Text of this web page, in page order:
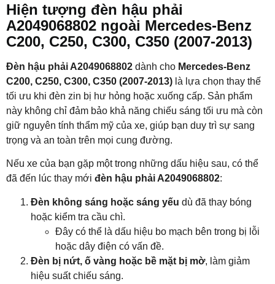
Hiện tượng đèn hậu phải
A2049068802 ngoài Mercedes-Benz
C200, C250, C300, C350 (2007-2013)
Đèn hậu phải A2049068802 dành cho Mercedes-Benz
C200, C250, C300, C350 (2007-2013) là lựa chọn thay thế
tối ưu khi đèn zin bị hư hỏng hoặc xuống cấp. Sản phẩm
này không chỉ đảm bảo khả năng chiếu sáng tối ưu mà còn
giữ nguyên tính thẩm mỹ của xe, giúp bạn duy trì sự sang
trọng và an toàn trên mọi cung đường.
Nếu xe của bạn gặp một trong những dấu hiệu sau, có thể
đã đến lúc thay mới đèn hậu phải A2049068802:
Đèn không sáng hoặc sáng yếu dù đã thay bóng
hoặc kiểm tra cầu chì.
Đây có thể là dấu hiệu bo mạch bên trong bị lỗi
hoặc dây điện có vấn đề.
Đèn bị nứt, ố vàng hoặc bề mặt bị mờ, làm giảm
hiệu suất chiếu sáng.